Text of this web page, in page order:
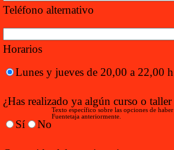
Teléfono alternativo
Horarios
Lunes y jueves de 20,00 a 22,00
¿Has realizado ya algún curso o
Sí
No
Texto específico sobre las opciones de
Fuentetaja anteriormente.